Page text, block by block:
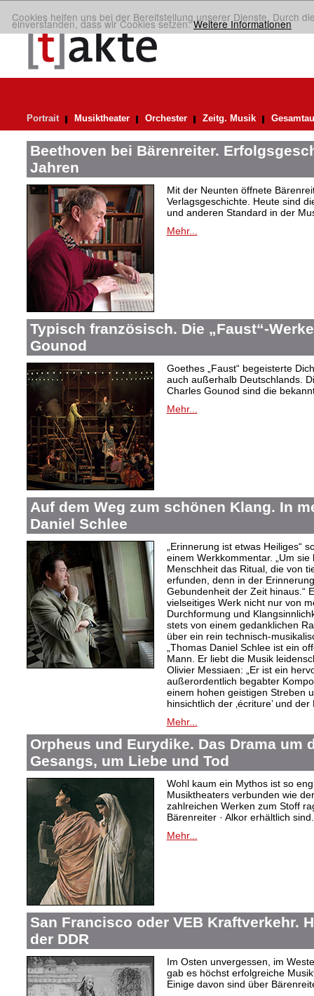
Cookies helfen uns bei der Bereitstellung unserer Dienste. Durch
einverstanden, dass wir Cookies setzen.Weitere Informationen
Portrait Musiktheater Orchester Zeitg. Musik
Beethoven bei Bärenreiter.
Jahren
Mit der Neunten öffnete
Verlagsgeschichte. Heute sind
und anderen Standard in der
Mehr...
Typisch französisch. Die „Faust“-
Gounod
Goethes „Faust“ begeisterte
auch außerhalb Deutschlands.
Charles Gounod sind die
Mehr...
Auf dem Weg zum schönen Klang. In
Daniel Schlee
„Erinnerung ist etwas Heiliges“
einem Werkkommentar. „Um
Menschheit das Ritual, die von
erfunden, denn in der
Gebundenheit der Zeit hinaus.“
vielseitiges Werk nicht nur von
Durchformung und
stets von einem gedanklichen
über ein rein technisch-
„Thomas Daniel Schlee ist ein
Mann. Er liebt die Musik
Olivier Messiaen: „Er ist ein
außerordentlich begabter
einem hohen geistigen Streben
hinsichtlich der ‚écriture’ und der
Mehr...
Orpheus und Eurydike. Das Drama um
Gesangs, um Liebe und Tod
Wohl kaum ein Mythos ist so
Musiktheaters verbunden wie
zahlreichen Werken zum Stoff
Bärenreiter · Alkor erhältlich sind.
Mehr...
San Francisco oder VEB Kraftverkehr.
der DDR
Im Osten unvergessen, im
gab es höchst erfolgreiche
Einige davon sind über